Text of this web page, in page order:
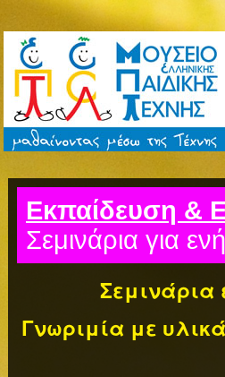
Εκπαίδευση &
Σεμινάρια για
Σεμινάρια
Γνωριμία με